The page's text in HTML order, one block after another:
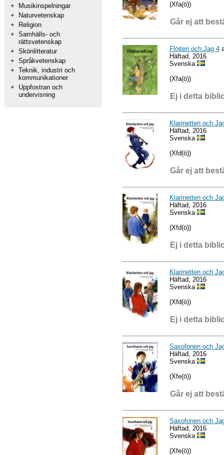
+
Musikinspelningar
+
Naturvetenskap
+
Religion
+ Samhälls- och
rättsvetenskap
+ Skönlitteratur
+ Språkvetenskap
+ Teknik, industri och
kommunikationer
+
Uppfostran och
undervisning
(Xfa(ö))
Går ej att
Flöjten och Jag 4
Häftad, 2016
Svenska
(Xfa(ö))
Ej i detta
Klarinetten och
Häftad, 2016
Svenska
(Xfd(ö))
Går ej att
Klarinetten och
Häftad, 2016
Svenska
(Xfd(ö))
Ej i detta
Klarinetten och
Häftad, 2016
Svenska
(Xfd(ö))
Ej i detta
Saxofonen och
Häftad, 2016
Svenska
(Xfe(ö))
Går ej att
Saxofonen och
Häftad, 2016
Svenska
(Xfe(ö))